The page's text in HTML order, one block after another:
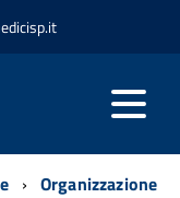
Organizzazione